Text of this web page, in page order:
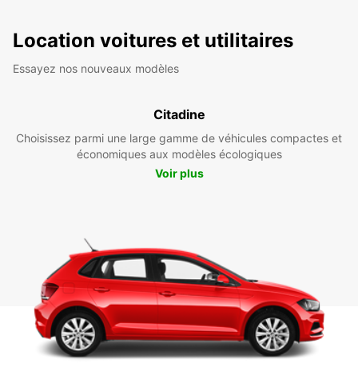
Location voitures et utilitaires
Essayez nos nouveaux modèles
Citadine
Choisissez parmi une large gamme de véhicules compactes et
économiques aux modèles écologiques
Voir plus